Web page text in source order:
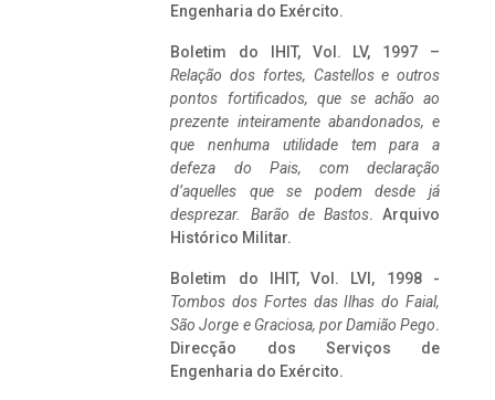
Engenharia do Exército.
Boletim do IHIT, Vol. LV, 1997 –
Relação dos fortes, Castellos e outros
pontos fortificados, que se achão ao
prezente inteiramente abandonados, e
que nenhuma utilidade tem para a
defeza do Pais, com declaração
d’aquelles que se podem desde já
desprezar. Barão de Bastos. Arquivo
Histórico Militar.
Boletim do IHIT, Vol. LVI, 1998 -
Tombos dos Fortes das Ilhas do Faial,
São Jorge e Graciosa, por Damião Pego.
Direcção dos Serviços de
Engenharia do Exército.